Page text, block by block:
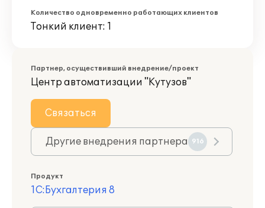
Количество одновременно работающих клиентов
Тонкий клиент: 1
Партнер, осуществивший внедрение/проект
Центр автоматизации "Кутузов"
Связаться
Другие внедрения партнера 916
Продукт
1С:Бухгалтерия 8